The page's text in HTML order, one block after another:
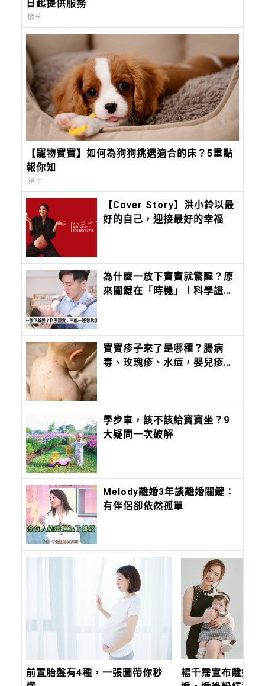
日起提供服務
懷孕
【寵物寶寶】如何為狗狗挑選適合的床？5重點
報你知
親子
【Cover Story】洪小鈴以最
好的自己，迎接最好的幸福
為什麼一放下寶寶就驚醒？原
來關鍵在「時機」！科學證
寶寶疹子來了是哪種？腸病
毒、玫瑰疹、水痘，嬰兒疹子
學步車，該不該給寶寶坐？9
大疑問一次破解
Melody離婚3年談離婚關鍵：
有伴侶卻依然孤單
前置胎盤有4種，一張圖帶你秒
楊千霈宣布離婚！